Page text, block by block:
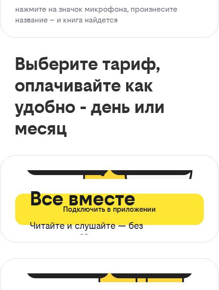
нажмите на значок микрофона, произнесите
название – и книга найдется
Выберите тариф,
оплачивайте как
удобно - день или
месяц
Все вместе
Читайте и слушайте — без
ограничений*
Подключить в приложении